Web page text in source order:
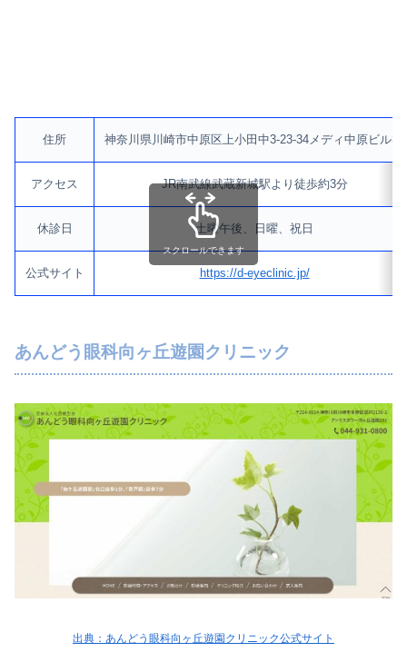
住所 神奈川県川崎市中原区上小田中3-23-34メディ中原ビル3F
アクセス JR南武線武蔵新城駅より徒歩約3分
休診日 土曜午後、日曜、祝日
公式サイト https://d-eyeclinic.jp/
スクロールできます
あんどう眼科向ヶ丘遊園クリニック
出典：あんどう眼科向ヶ丘遊園クリニック公式サイト